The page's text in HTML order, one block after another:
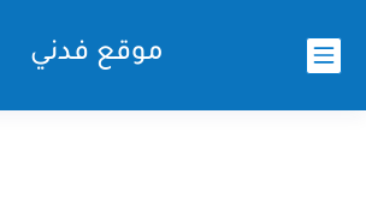
موقع فدني